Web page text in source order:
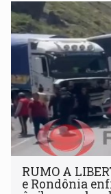
RUMO A
e Rondônia